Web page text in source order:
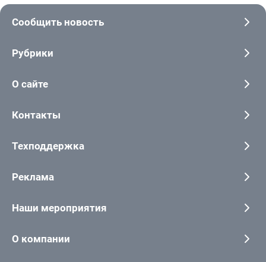
Сообщить новость
Рубрики
О сайте
Контакты
Техподдержка
Реклама
Наши мероприятия
О компании